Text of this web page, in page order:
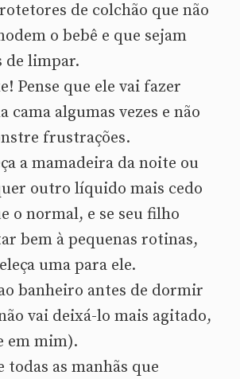
de colchão que não
o bebê e que sejam
de limpar.
Pense que ele vai fazer
cama algumas vezes e não
frustrações.
a mamadeira da noite ou
outro líquido mais cedo
o normal, e se seu filho
bem à pequenas rotinas,
uma para ele.
banheiro antes de dormir
vai deixá-lo mais agitado,
em mim).
todas as manhãs que